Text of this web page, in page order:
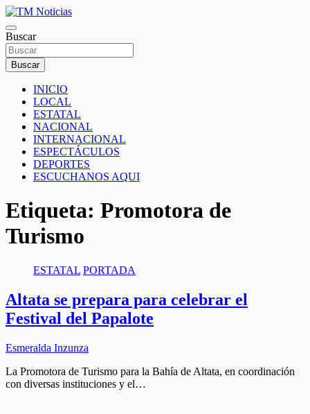
Saltar
al
contenido
TM Noticias
TM Noticias
Buscar
Buscar
INICIO
LOCAL
ESTATAL
NACIONAL
INTERNACIONAL
ESPECTÁCULOS
DEPORTES
ESCUCHANOS AQUI
Etiqueta: Promotora de
Turismo
ESTATAL PORTADA
Altata se prepara para celebrar el
Festival del Papalote
Esmeralda Inzunza
La Promotora de Turismo para la Bahía de Altata, en coordinación
con diversas instituciones y el…